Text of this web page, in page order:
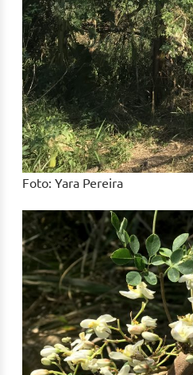
Foto: Yara Pereira